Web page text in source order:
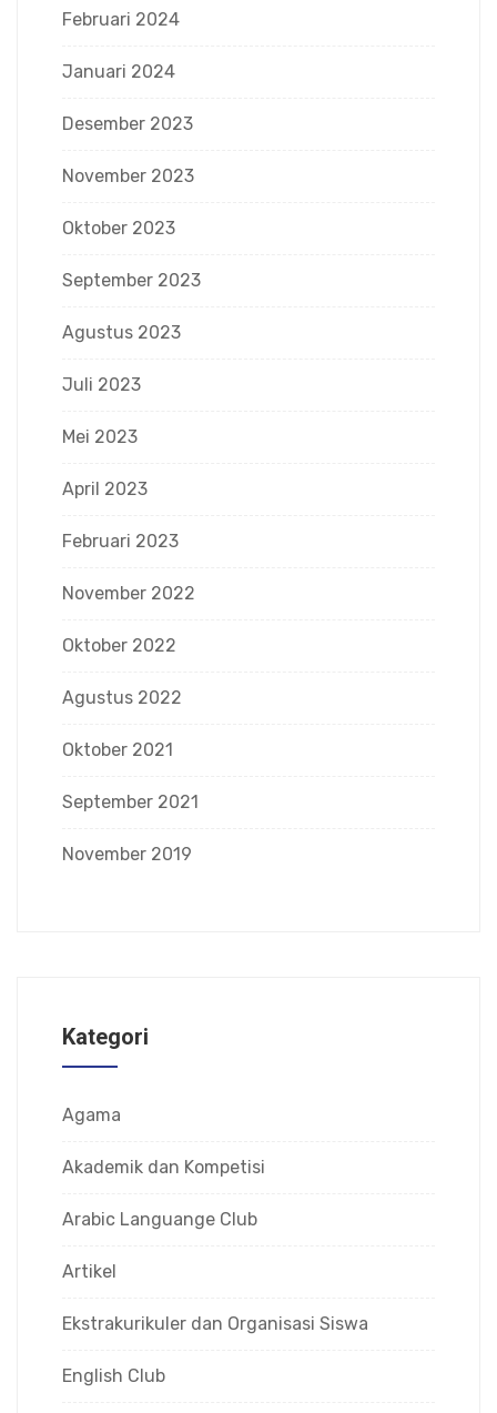
Februari 2024
Januari 2024
Desember 2023
November 2023
Oktober 2023
September 2023
Agustus 2023
Juli 2023
Mei 2023
April 2023
Februari 2023
November 2022
Oktober 2022
Agustus 2022
Oktober 2021
September 2021
November 2019
Kategori
Agama
Akademik dan Kompetisi
Arabic Languange Club
Artikel
Ekstrakurikuler dan Organisasi Siswa
English Club